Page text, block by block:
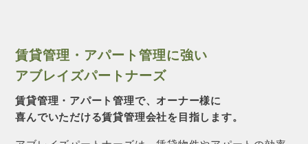
賃貸管理・アパート管理に強い
アブレイズパートナーズ
賃貸管理・アパート管理で、オーナー様に
喜んでいただける賃貸管理会社を目指します。